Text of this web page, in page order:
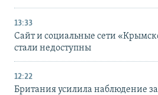
13:33
Сайт и социальные сети
стали недоступны
12:22
Британия усилила наблюдение